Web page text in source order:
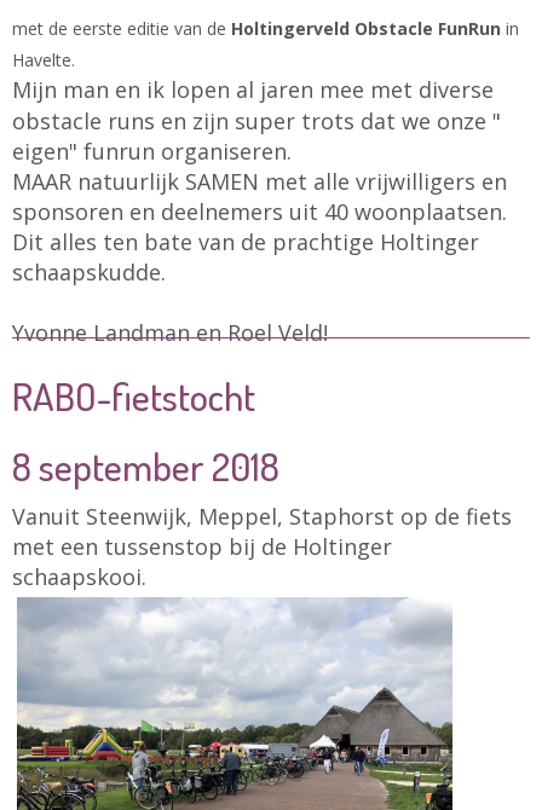
met de eerste editie van de Holtingerveld Obstacle FunRun in
Havelte.
Mijn man en ik lopen al jaren mee met diverse
obstacle runs en zijn super trots dat we onze "
eigen" funrun organiseren.
MAAR natuurlijk SAMEN met alle vrijwilligers en
sponsoren en deelnemers uit 40 woonplaatsen.
Dit alles ten bate van de prachtige Holtinger
schaapskudde.
Yvonne Landman en Roel Veld!
RABO-fietstocht
8 september 2018
Vanuit Steenwijk, Meppel, Staphorst op de fiets
met een tussenstop bij de Holtinger
schaapskooi.